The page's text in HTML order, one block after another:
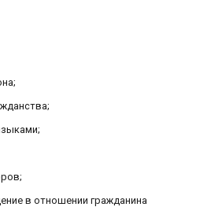
в отношении гражданина